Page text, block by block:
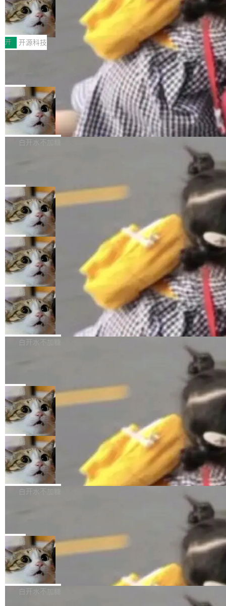
码，而 AI Agent 不需要容器，它们需要的是 Iso
late。」 容器为什么不合适 容器的问题在于启动
和销毁都太重了。一个 Agent 要执行的任务可能
只需要几毫秒的 CPU 时间，但容器从冷启动到
就绪要花数秒。如果未来有十...
状把 OpenAI 描述成一个系统性地从前东家挖
人、套取机密信息的对手。 OpenAI 没发律师
函，也没选择庭外沉默。它在官网贴了一篇博
文，标题只有六个字：Apple is getting this wro
ng。 然后，它把邮件往来和 iMessage 聊天记
录全贴了出来。 他发错人了 苹果外部律师 Gabr
iel Gross 来自 Weil 律所，2 月 23 日下午 5:53
给 OpenAI 总法律顾问 Che Chang 发了封邮
件，附了一封长信，要求 OpenAI 配合调查前苹
果员工带走机密信...
HUAWEI MatePad Edge上架WorkBu
ddy鸿蒙PC版，说话就能干活的AI办公
搭子
全能AI工作台WorkBuddy鸿蒙PC版上架HUAWE
I MatePad Edge应用市场，直接下载即可使
用，与鸿蒙电脑上的体验一致。值得一提的是，
这是目前市面上唯一支持平板接入WorkBuddy P
C版的产品，搭载“人机双写”重磅功能——你写
你的，AI写AI的，同屏协作互不干扰。一句话让
AI帮你干活，现在开启全新体验！ 温馨提示：
体验WorkBuddy鸿蒙PC版前，请将 HUAWEI M
atePad Edge 升级至 HarmonyOS 6.1.0.135S
P9 patch03及以上版本。 *升级路径：设置 > 搜
开 开源科技
FFmpeg 9.0 发布：代号“Lei”，以此纪
全球知名开源多媒体框架 FFmpeg 今天正式发
布了 9.0 版本。这个版本除了带来新一代音视频
处理能力和硬件加速支持之外，还有一个特殊之
处：FFmpeg 9.0 的代号是“Lei”。 这个名字，
来自中国开发者雷霄骅（Lei Xiaohua）。 对于
很多中国音视频开发者而言，这个名字并不陌
“启蒙老师”。 而今年，恰好是雷霄骅离世十周
年。FFmpeg 社区最终选择用一个大版本的名
字，留下了这份纪念。 雷霄骅曾是中国传媒大学
数字电视技术方向的博士生，长期从事视频、音
频技...
局
亚马逊成本失控：AI 写代码烧掉 1215
万元，超预算 860%
外媒近日曝光了亚马逊的多份内部报告显示，AI
导致公司在多个项目上超支。《金融时报》报道
编写程序，目标是完成电商平台作者信息与商品
列表的数据匹配 —— 一项常规的数据处理任
务，最终却产生了 180 万美元的账单，实际支出
超出原定预算 860%。 更令人意外的是，该项目
最终并未成功落地，而高额算力消耗持续运行长
达 5 个月，公司直到财务对账时才察觉异常。这
意味着一个无人看管的 AI 程序，在近半年时间
里日夜不停地"烧钱"。 复盘显示，...
白开水不加糖
e CEO Clément Delangue 在 CNBC 的采访里
没有拐弯抹角。他说中国正在赢得 AI 竞赛，而
且按目前的速度，中国 AI 工具预计在今年底或
2027 年就能追上美国前沿实验室的水平。 Dela
ngue 把原因归结为一件事：开放协作。中国的
AI 开发者在一个共享和协作的生态里加速迭代，
而美国模型厂商在"闭门造车"。他的原话是 "buil
ding in silos"——各自为战，互不通气。 这个判
断从他嘴里说出来分量不同。Hugging Face 是
全球最大的开源 AI 平台，上面跑着上百万个模
型。谁在开源赛道上领先，...
局
当 AI agent 把源码变成了最好的扩展系
统，开发者工具必须开源
五年前，David Crawshaw 问过很多软件工程师
一个问题：你写过什么给自己用的程序？答案几
乎都是没有。工程师们整天用别人写的程序写程
序给别人用。偶尔有人自己写个博客系统、智能
家居控制、家庭实验室，都算稀奇事。 Crawsh
aw 是 Shelley 的作者，一个开源 AI coding age
nt。他最近在博客上写了一篇文章，核心论点很
简单：开发者工具必须开源。 理由不是传统的自
由软件情怀，而是一个跟 AI agent 直接相关的
技术判断。 两行 prompt 就能个性化任何软件 C
局
DeepSeek Harness 宣布内测邀请，全
网最大规模开源 Agent 路演现场诞生
一条内测招募帖，发出去的时候大概没人想到它
会变成一场开源 Agent 生态的路演。 8月1日，
DeepSeek Harness 团队负责人崔添翼（tiany
i）在 X 上发帖： 「如果你是 Agent Harness 相
关开源项目的开发者，希望参加 DeepSeek Har
ness 的内测，可以回复或私信联系我。请附上
Harness 负责把能力落到真实环境中——调用工
具、读写文件、管理上下文、处理错误、完成闭
环。崔添翼招人的标...
局
商汤 SenseNova U1.5-Lite-Preview
开源
商汤科技宣布面向社区开源轻量级统一多模态模
型的预览版本 SenseNova U1.5-Lite-Preview。
理解、推理、生成与编辑，还仅以 8B-MoT 的轻
量大小，将能力推进到4K、更精细的真实质感、
更复杂的视觉控制和可持续迭代编辑。 相比 U
1，U1.5-Lite-Preview 在以下方向上带来了显著
提升： 原生支持4K图像生成； 更精细的局部纹
理、细节与真实世界质感； 更准确的中英文文字
生成与复杂版式组织； 更稳定的图...
白开水不加糖
nap。这次是 hwctl——一个用来检查 Ubuntu
硬件认证状态的命令行工具。 Canonical 工程师
Alan Griffiths 在邮件列表中说得很直白：「hwc
tl 是一个 Ubuntu 专有的包，它和它的依赖项都
是 Ubuntu 专有的，不会用在其他发行版上。」
所以 deb 版本的受众实际上为零。既然只有 Ub
untu 用户在用，那用 snap 打包就没什么可纠结
的。 从 deb 到 snap 的迁移路径 hwctl 是 rust-
hwlib 硬件 API 库的一部分，命令行工具负责查
局
Dario Amodei 担心新人来 Anthropic
只为金钱，不为使命
顶级 AI 研究员在两家公司之间来回跳，中间只
隔了几天。 Lilian Weng 上周刚宣布因健康原因
离开 Thinking Machines Lab，说自己作为联合
创始人的角色「太累了」。几天后，The Inform
ation 就曝出她将重回 OpenAI，负责递归自我
改进方向的研究。她是 Thinking Machines 过
一在人才争夺战中失血的公司。六月，Google
连失两员大将：Noam Shazeer 去了 Op...
局
FFmpeg 9.0 发布
FFmpeg 9.0 现已发布，包含多项改进。官方更
新日志列出的 9.0 版本主要更新内容如下： 扩
er HE-AAC 960 解码 (DAB+) transpose_cuda
filter 添加 AMF Frame Rate Converter (vf_frc
_amf) filter SMPTE 2094-50 元数据支持和直
通 ProRes RAW VideoToolbox 硬件加速器 AP
V ...
白开水不加糖
Code 在 X 上发帖：「DeepSeek Flash did 8T
tokens on August 1st. 5T of free usage + 3T
on OpenCode Go.」79.8 万次浏览，连带着 #
DeepSeek一天消耗了8万亿# 上了微博热搜——
注意这是 OpenCode 一家的消耗。 OpenCode
局
NetBSD 11.0 正式发布
NetBSD 11.0 现已正式发布，这是 NetBSD 操
作系统的第十八个主要版本。 自 NetBSD 10.1
白开水不加糖